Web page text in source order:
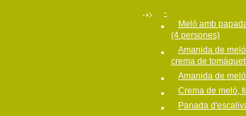
-
Meló amb
(4 persones)
Amanida de
crema de
Amanida de
Crema de meló,
Panada